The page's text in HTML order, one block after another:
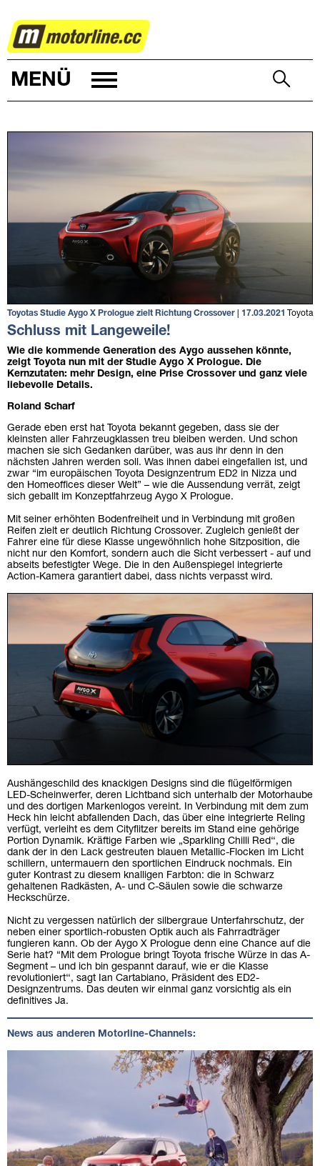
AUTOWELT
MENÜ
Toyota
Toyotas Studie Aygo X Prologue zielt Richtung Crossover | 17.03.2021
Schluss mit Langeweile!
Wie die kommende Generation des Aygo aussehen könnte,
zeigt Toyota nun mit der Studie Aygo X Prologue. Die
Kernzutaten: mehr Design, eine Prise Crossover und ganz viele
liebevolle Details.
Roland Scharf
Gerade eben erst hat Toyota bekannt gegeben, dass sie der
kleinsten aller Fahrzeugklassen treu bleiben werden. Und schon
machen sie sich Gedanken darüber, was aus ihr denn in den
nächsten Jahren werden soll. Was ihnen dabei eingefallen ist, und
zwar “im europäischen Toyota Designzentrum ED2 in Nizza und
den Homeoffices dieser Welt” – wie die Aussendung verrät, zeigt
sich geballt im Konzeptfahrzeug Aygo X Prologue.
Mit seiner erhöhten Bodenfreiheit und in Verbindung mit großen
Reifen zielt er deutlich Richtung Crossover. Zugleich genießt der
Fahrer eine für diese Klasse ungewöhnlich hohe Sitzposition, die
nicht nur den Komfort, sondern auch die Sicht verbessert - auf und
abseits befestigter Wege. Die in den Außenspiegel integrierte
Action-Kamera garantiert dabei, dass nichts verpasst wird.
Aushängeschild des knackigen Designs sind die flügelförmigen
LED-Scheinwerfer, deren Lichtband sich unterhalb der Motorhaube
und des dortigen Markenlogos vereint. In Verbindung mit dem zum
Heck hin leicht abfallenden Dach, das über eine integrierte Reling
verfügt, verleiht es dem Cityflitzer bereits im Stand eine gehörige
Portion Dynamik. Kräftige Farben wie „Sparkling Chilli Red‘‘, die
dank der in den Lack gestreuten blauen Metallic-Flocken im Licht
schillern, untermauern den sportlichen Eindruck nochmals. Ein
guter Kontrast zu diesem knalligen Farbton: die in Schwarz
gehaltenen Radkästen, A- und C-Säulen sowie die schwarze
Heckschürze.
Nicht zu vergessen natürlich der silbergraue Unterfahrschutz, der
neben einer sportlich-robusten Optik auch als Fahrradträger
fungieren kann. Ob der Aygo X Prologue denn eine Chance auf die
Serie hat? “Mit dem Prologue bringt Toyota frische Würze in das A-
Segment – und ich bin gespannt darauf, wie er die Klasse
revolutioniert‘‘, sagt Ian Cartabiano, Präsident des ED2-
Designzentrums. Das deuten wir einmal ganz vorsichtig als ein
definitives Ja.
News aus anderen Motorline-Channels: